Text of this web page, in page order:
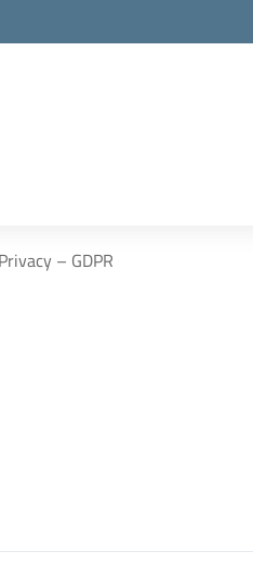
Privacy – GDPR